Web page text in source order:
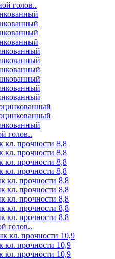
голов..
голов..
кл. прочности 8,8
кл. прочности 8,8
кл. прочности 8,8
кл. прочности 8,8
кл. прочности 8,8
кл. прочности 8,8
кл. прочности 8,8
кл. прочности 8,8
кл. прочности 8,8
голов..
кл. прочности 10,9
кл. прочности 10,9
кл. прочности 10,9